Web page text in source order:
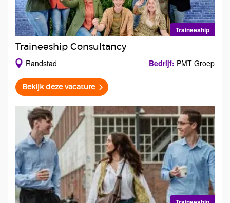
Traineeship
Traineeship Consultancy
Randstad Bedrijf: PMT Groep
Bekijk deze vacature